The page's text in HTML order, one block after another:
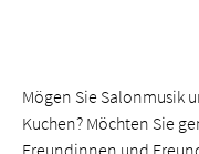
Mögen Sie Salonmusik
Kuchen? Möchten Sie
Freundinnen und